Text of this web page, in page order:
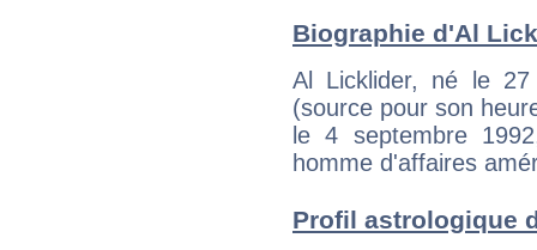
Biographie d'Al
Al Licklider, né le
(source pour son
le 4 septembre
homme d'affaires
Profil astrologique